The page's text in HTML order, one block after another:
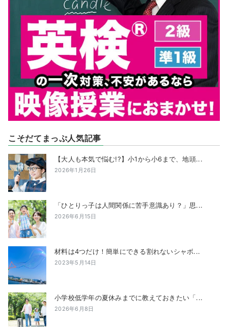
こそだてまっぷ人気記事
【大人も本気で悩む!?】小1から小6まで、地頭...
2026年1月26日
「ひとりっ子は人間関係に苦手意識あり？」思...
2026年6月15日
材料は4つだけ！簡単にできる割れないシャボ...
2023年5月14日
小学校低学年の夏休みまでに教えておきたい「...
2026年6月8日